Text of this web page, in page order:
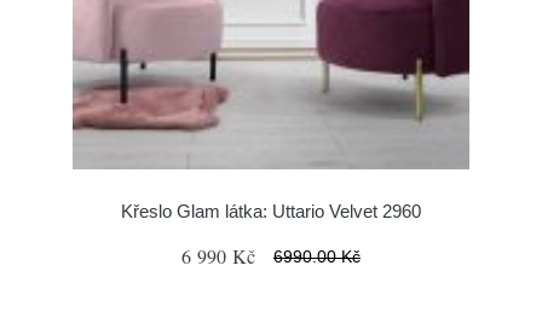
Křeslo Glam látka: Uttario Velvet 2960
6 990 Kč 6990.00 Kč